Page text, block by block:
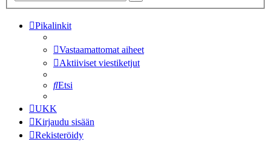
Pikalinkit
Vastaamattomat aiheet
Aktiiviset viestiketjut
Etsi
UKK
Kirjaudu sisään
Rekisteröidy